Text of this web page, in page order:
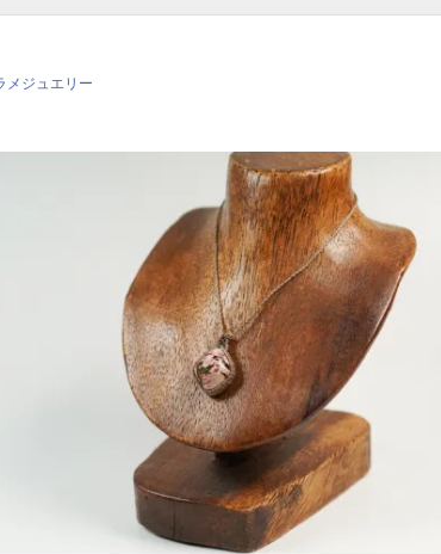
メジュエリー